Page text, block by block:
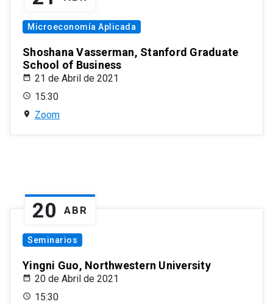
Microeconomía Aplicada
Shoshana Vasserman, Stanford Graduate
School of Business
21 de Abril de 2021
15:30
Zoom
20 ABR
Seminarios
Yingni Guo, Northwestern University
20 de Abril de 2021
15:30